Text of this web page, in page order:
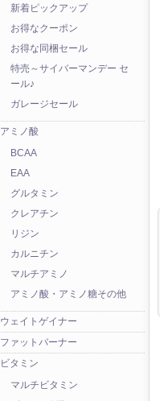
新着ピックアップ
お得なクーポン
お得な同梱セール
特売～サイバーマンデー セ
ール♪
ガレージセール
アミノ酸
BCAA
EAA
グルタミン
クレアチン
リジン
カルニチン
マルチアミノ
アミノ酸・アミノ糖その他
ウェイトゲイナー
ファットバーナー
ビタミン
マルチビタミン